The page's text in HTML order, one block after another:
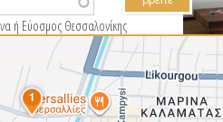
ή Εύοσμος Θεσσαλονίκης
1